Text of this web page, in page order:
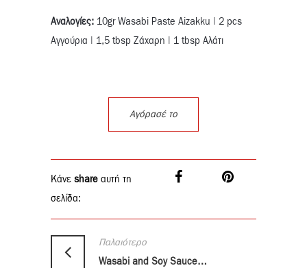
Αναλογίες: 10gr Wasabi Paste Aizakku | 2 pcs
Αγγούρια | 1,5 tbsp Ζάχαρη | 1 tbsp Αλάτι
Αγόρασέ το
Κάνε share αυτή τη
σελίδα:
Παλαιότερο
Wasabi and Soy Sauce Tofu